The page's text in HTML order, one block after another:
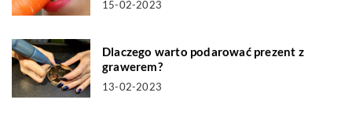
15-02-2023
Dlaczego warto podarować prezent z
grawerem?
13-02-2023